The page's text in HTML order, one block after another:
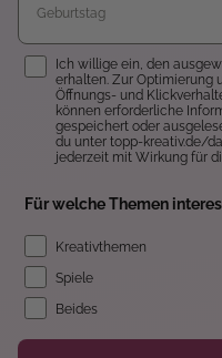
Einwilligung
Ich willige ein, den
erhalten. Zur Optimierung
Öffnungs- und
können erforderliche
gespeichert oder
du unter topp-kreativ.de/
jederzeit mit Wirkung für
Für welche Themen
Kreativthemen
Spiele
Beides